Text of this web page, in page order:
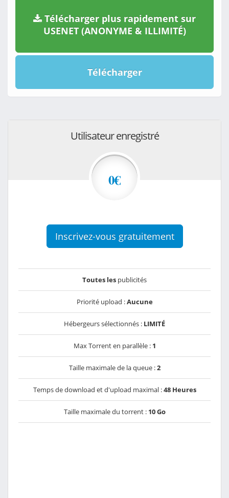
Télécharger plus rapidement sur
USENET (ANONYME & ILLIMITÉ)
Télécharger
Utilisateur enregistré
0€
Inscrivez-vous gratuitement
Toutes les publicités
Priorité upload :Aucune
Hébergeurs sélectionnés : LIMITÉ
Max Torrent en parallèle : 1
Taille maximale de la queue :2
Temps de download et d'upload maximal :48 Heures
Taille maximale du torrent : 10 Go